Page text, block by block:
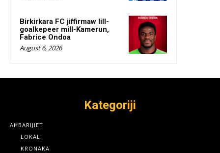
Birkirkara FC jiffirmaw lill-
goalkepeer mill-Kamerun,
Fabrice Ondoa
August 6, 2026
Kategoriji
AĦBARIJIET
LOKALI
KRONAKA